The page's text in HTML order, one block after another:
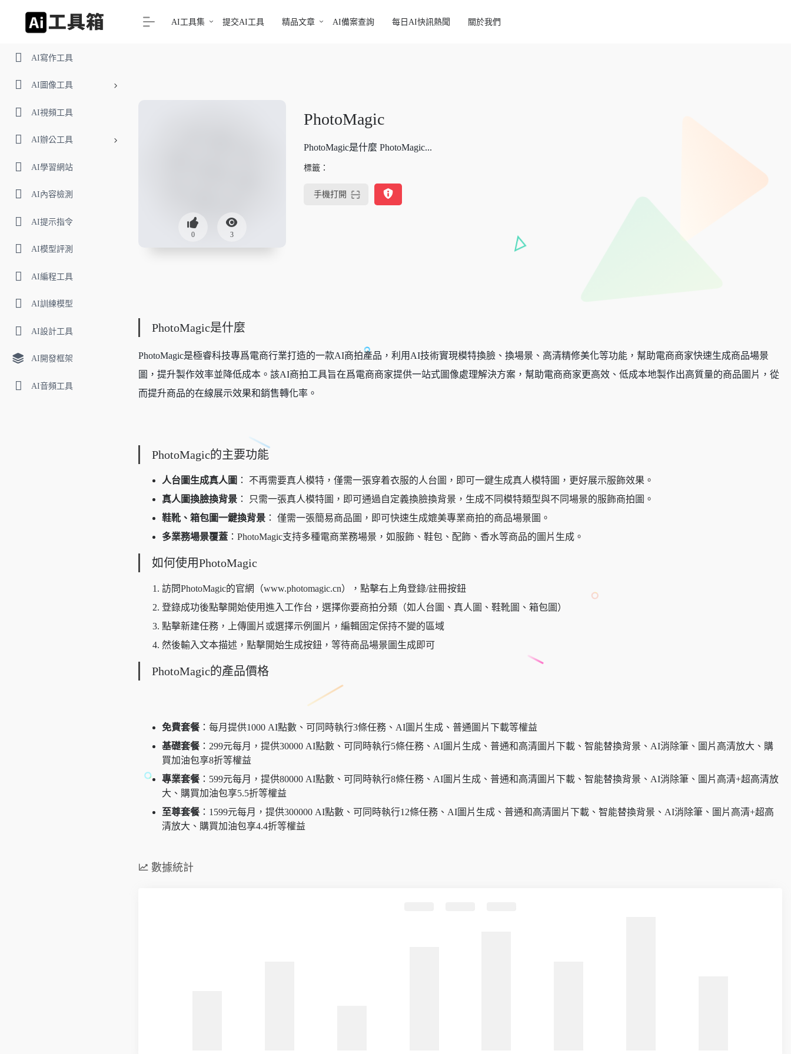
AI寫作工具
AI圖像工具
AI視頻工具
AI辦公工具
AI學習網站
AI內容檢測
AI提示指令
AI模型評測
AI編程工具
AI訓練模型
AI設計工具
AI開發框架
AI音頻工具
AI工具集 提交AI工具 精品文章 AI備案查詢 每日AI快訊熱聞 關於我們
0 3
PhotoMagic
PhotoMagic是什麼 PhotoMagic...
標籤：
手機打開
PhotoMagic是什麼
PhotoMagic是極睿科技專爲電商行業打造的一款AI商拍產品，利用AI技術實現模特換臉、換場景、高清精修美化等功能，幫助電商商家快速生成商品場景
圖，提升製作效率並降低成本。該AI商拍工具旨在爲電商商家提供一站式圖像處理解決方案，幫助電商商家更高效、低成本地製作出高質量的商品圖片，從
而提升商品的在線展示效果和銷售轉化率。
PhotoMagic的主要功能
人台圖生成真人圖 ： 不再需要真人模特，僅需一張穿着衣服的人台圖，即可一鍵生成真人模特圖，更好展示服飾效果。
真人圖換臉換背景 ： 只需一張真人模特圖，即可通過自定義換臉換背景，生成不同模特類型與不同場景的服飾商拍圖。
鞋靴、箱包圖一鍵換背景 ： 僅需一張簡易商品圖，即可快速生成媲美專業商拍的商品場景圖。
多業務場景覆蓋 ：PhotoMagic支持多種電商業務場景，如服飾、鞋包、配飾、香水等商品的圖片生成。
如何使用PhotoMagic
訪問PhotoMagic的官網（www.photomagic.cn），點擊右上角登錄/註冊按鈕
登錄成功後點擊開始使用進入工作台，選擇你要商拍分類（如人台圖、真人圖、鞋靴圖、箱包圖）
點擊新建任務，上傳圖片或選擇示例圖片，編輯固定保持不變的區域
然後輸入文本描述，點擊開始生成按鈕，等待商品場景圖生成即可
PhotoMagic的產品價格
免費套餐：每月提供1000 AI點數、可同時執行3條任務、AI圖片生成、普通圖片下載等權益
基礎套餐：299元每月，提供30000 AI點數、可同時執行5條任務、AI圖片生成、普通和高清圖片下載、智能替換背景、AI消除筆、圖片高清放大、購
買加油包享8折等權益
專業套餐：599元每月，提供80000 AI點數、可同時執行8條任務、AI圖片生成、普通和高清圖片下載、智能替換背景、AI消除筆、圖片高清+超高清放
大、購買加油包享5.5折等權益
至尊套餐：1599元每月，提供300000 AI點數、可同時執行12條任務、AI圖片生成、普通和高清圖片下載、智能替換背景、AI消除筆、圖片高清+超高
清放大、購買加油包享4.4折等權益
數據統計